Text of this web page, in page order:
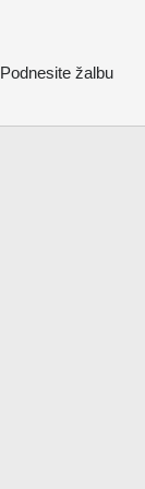
Podnesite žalbu